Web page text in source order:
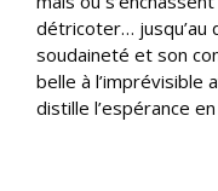
détricoter… jusqu’au
soudaineté et son
belle à l’imprévisible
distille l’espérance en